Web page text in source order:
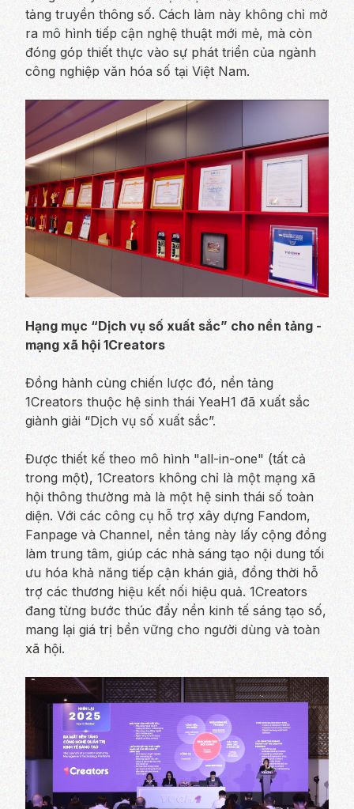
tảng truyền thông số. Cách làm này không chỉ mở
ra mô hình tiếp cận nghệ thuật mới mẻ, mà còn
đóng góp thiết thực vào sự phát triển của ngành
công nghiệp văn hóa số tại Việt Nam.
Hạng mục “Dịch vụ số xuất sắc” cho nền tảng -
mạng xã hội 1Creators
Đồng hành cùng chiến lược đó, nền tảng
1Creators thuộc hệ sinh thái YeaH1 đã xuất sắc
giành giải “Dịch vụ số xuất sắc”.
Được thiết kế theo mô hình "all-in-one" (tất cả
trong một), 1Creators không chỉ là một mạng xã
hội thông thường mà là một hệ sinh thái số toàn
diện. Với các công cụ hỗ trợ xây dựng Fandom,
Fanpage và Channel, nền tảng này lấy cộng đồng
làm trung tâm, giúp các nhà sáng tạo nội dung tối
ưu hóa khả năng tiếp cận khán giả, đồng thời hỗ
trợ các thương hiệu kết nối hiệu quả. 1Creators
đang từng bước thúc đẩy nền kinh tế sáng tạo số,
mang lại giá trị bền vững cho người dùng và toàn
xã hội.